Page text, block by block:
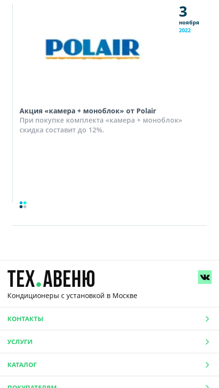
3
ноября
2022
Акция «камера + моноблок» от Polair
При покупке комплекта «камера + моноблок»
скидка составит до 12%.
Кондиционеры с установкой в Москве
КОНТАКТЫ
УСЛУГИ
КАТАЛОГ